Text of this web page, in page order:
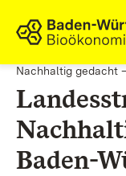
Zum Inhalt
Link zur
Nachhaltig gedacht
Baden-